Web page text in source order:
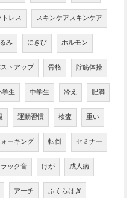
トレス スキンケアスキンケア
み にきび ホルモン
トアップ 骨格 貯筋体操
学生 中学生 冷え 肥満
運動習慣 検査 重い
ーキング 転倒 セミナー
ック音 けが 成人病
アーチ ふくらはぎ